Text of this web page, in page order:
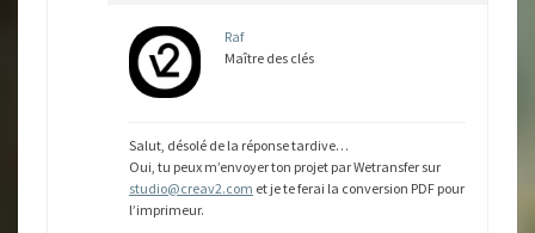
Raf
Maître des clés
Salut, désolé de la réponse tardive…
Oui, tu peux m’envoyer ton projet par Wetransfer sur
studio@creav2.com et je te ferai la conversion PDF pour
l’imprimeur.